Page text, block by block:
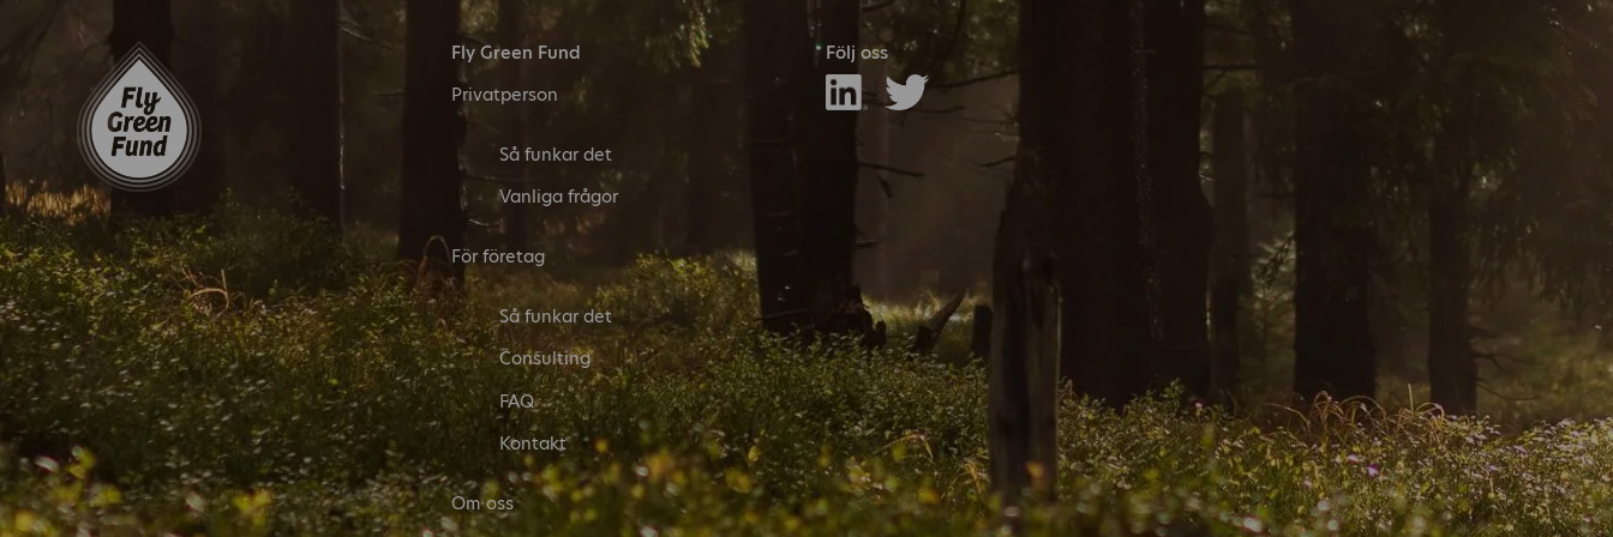
Fly Green Fund
Privatperson
Så funkar det
Vanliga frågor
För företag
Så funkar det
Consulting
FAQ
Kontakt
Om oss
Följ oss